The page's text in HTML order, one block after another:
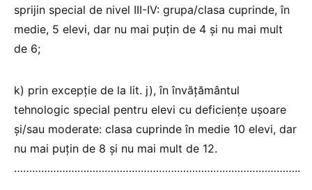
sprijin special de nivel III-IV: grupa/clasa cuprinde, în
medie, 5 elevi, dar nu mai puţin de 4 şi nu mai mult
de 6;
k) prin excepţie de la lit. j), în învăţământul
tehnologic special pentru elevi cu deficienţe uşoare
şi/sau moderate: clasa cuprinde în medie 10 elevi, dar
nu mai puţin de 8 şi nu mai mult de 12.
…………………………………………………………………………………..